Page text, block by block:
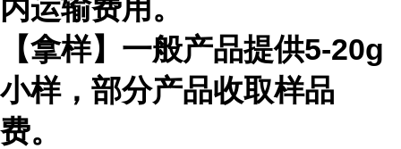
内运输费用。
【拿样】一般产品提供5-20g
小样，部分产品收取样品
费。